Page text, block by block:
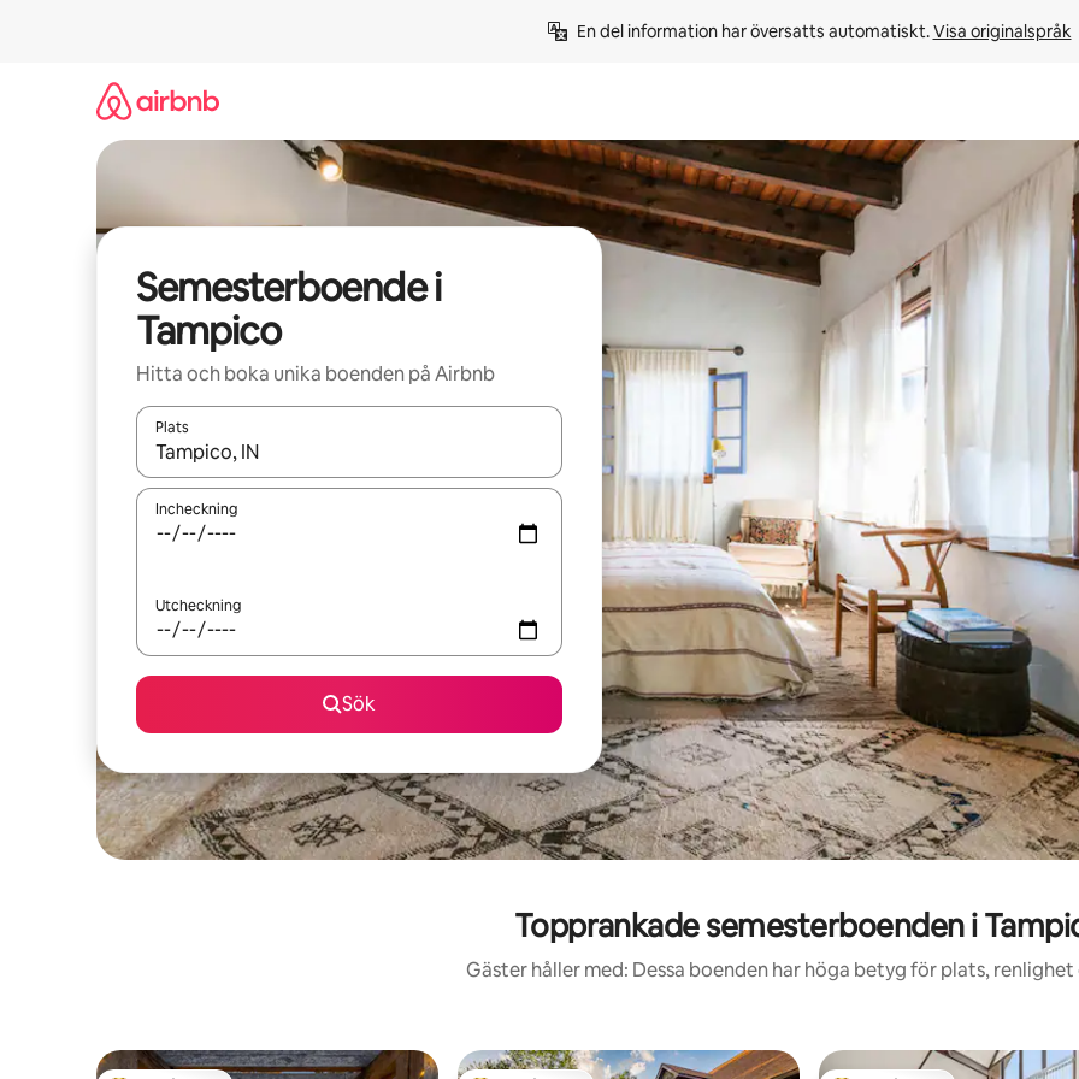
En del information har översatts automatiskt. Visa originalspråk
Semesterboende i
Tampico
Hitta och boka unika boenden på Airbnb
Plats
När resultaten är tillgängliga kan du navigera med upp- och nedåtpilarna eller utforska genom att trycka eller svepa.
Incheckning
Utcheckning
Sök
Topprankade semesterboenden i
Gäster håller med: Dessa boenden har höga betyg för plats, renlighet